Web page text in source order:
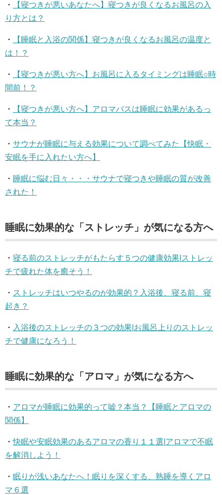
・
【寝つきが悪いあなたへ】寝つきが良くなるお風呂の入
り方とは？
・
【睡眠と入浴の関係】寝つきが良くなるお風呂の温度と
は！？
・
【寝つきが悪い方へ】お風呂に入るタイミングは睡眠○時
間前！？
・
【寝つきが悪い方へ】アロマバスは睡眠に効果があるっ
て本当？
・ サウナが睡眠に与える効果について調べてみた【快眠・
安眠を手に入れたい方へ】
・ 睡眠に悩む日々・・・サウナで寝つきや睡眠の質が改善
された！
睡眠に効果的な「ストレッチ」が気になる方へ
・ 寝る前のストレッチがもたらす５つの健康効果|ストレッ
チで疲れた体を癒そう！
・ ストレッチはいつやるのが効果的？入浴後、寝る前、寝
起き？
・ 入浴後のストレッチの３つの効果|お風呂上りのストレッ
チで健康になろう！
睡眠に効果的な「アロマ」が気になる方へ
・ アロマが睡眠に効果的って嘘？本当？【睡眠とアロマの
関係】
・快眠や安眠効果のあるアロマの香り１１選|アロマで不眠
を解消しよう！
・ 眠りが浅いあなたへ！眠りを深くする、熟睡を導くアロ
マ６選